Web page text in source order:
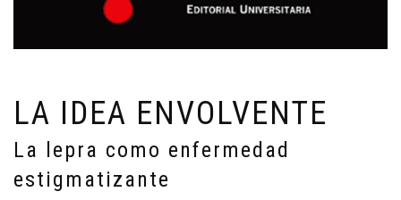
LA IDEA ENVOLVENTE
La lepra como enfermedad
estigmatizante